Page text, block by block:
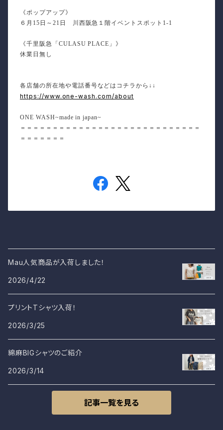
《ポップアップ》
６月15日～21日 川西阪急１階イベントスポット1-1
《千里阪急「CULASU PLACE」》
休業日無し
各店舗の所在地や電話番号などはコチラから↓↓
https://www.one-wash.com/about
ONE WASH~made in japan~
＝＝＝＝＝＝＝＝＝＝＝＝＝＝＝＝＝＝＝＝＝＝＝＝＝＝＝＝
＝＝＝＝＝＝＝
Mau人気商品が入荷しました！
2026/4/22
プリントTシャツ入荷！
2026/3/25
綿麻BIGシャツのご紹介
2026/3/14
記事一覧を見る